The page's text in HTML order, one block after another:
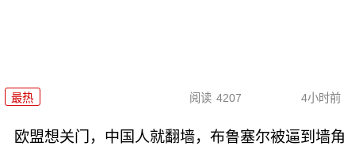
最热 阅读 4207 4小时前
欧盟想关门，中国人就翻墙，布鲁塞尔被逼到墙角